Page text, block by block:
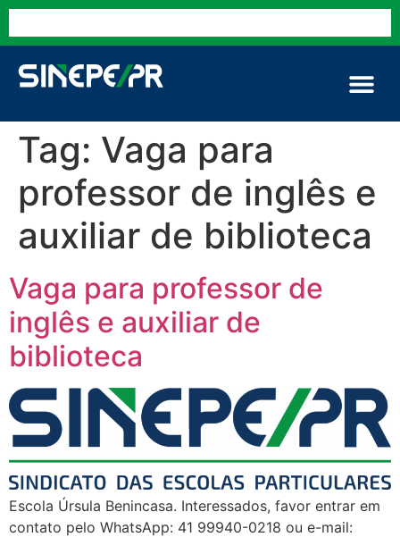
Tag: Vaga para
professor de inglês e
auxiliar de biblioteca
Vaga para professor de
inglês e auxiliar de
biblioteca
Escola Úrsula Benincasa. Interessados, favor entrar em
contato pelo WhatsApp: 41 99940-0218 ou e-mail: